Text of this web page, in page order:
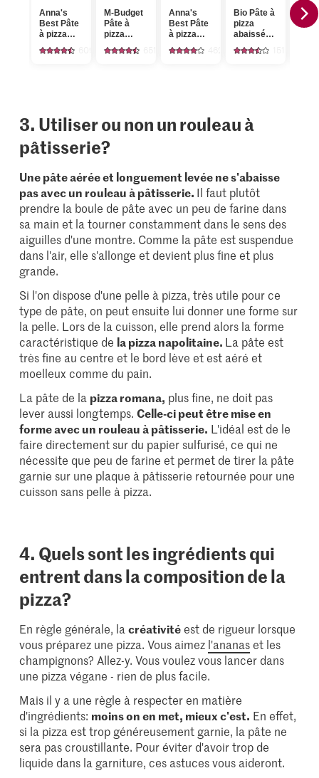
Anna's
Best Pâte
à pizza
abaissée,
rectangulaire
M-Budget
Pâte à
pizza
abaissée,
rectangulaire,
Anna's
Best Pâte
à pizza
abaissée,
ronde
Bio Pâte à
pizza
abaissée,
ronde
3. Utiliser ou non un rouleau à
pâtisserie?
Une pâte aérée et longuement levée ne s'abaisse
pas avec un rouleau à pâtisserie. Il faut plutôt
prendre la boule de pâte avec un peu de farine dans
sa main et la tourner constamment dans le sens des
aiguilles d'une montre. Comme la pâte est suspendue
dans l'air, elle s'allonge et devient plus fine et plus
grande.
Si l'on dispose d'une pelle à pizza, très utile pour ce
type de pâte, on peut ensuite lui donner une forme sur
la pelle. Lors de la cuisson, elle prend alors la forme
caractéristique de la pizza napolitaine. La pâte est
très fine au centre et le bord lève et est aéré et
moelleux comme du pain.
La pâte de la pizza romana, plus fine, ne doit pas
lever aussi longtemps.Celle-ci peut être mise en
forme avec un rouleau à pâtisserie. L'idéal est de le
faire directement sur du papier sulfurisé, ce qui ne
nécessite que peu de farine et permet de tirer la pâte
garnie sur une plaque à pâtisserie retournée pour une
cuisson sans pelle à pizza.
4. Quels sont les ingrédients qui
entrent dans la composition de la
pizza?
En règle générale, lacréativitéest de rigueur lorsque
vous préparez une pizza. Vous aimez l'ananaset les
champignons? Allez-y. Vous voulez vous lancer dans
une pizza végane - rien de plus facile.
Mais il y a une règle à respecter en matière
d'ingrédients: moins on en met, mieux c'est. En effet,
si la pizza est trop généreusement garnie, la pâte ne
sera pas croustillante. Pour éviter d'avoir trop de
liquide dans la garniture, ces astuces vous aideront.